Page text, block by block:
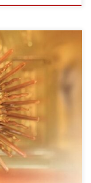
di Cristo La mia
(Gv 6,51-58)
– 11:30 – 18:00
18.00 per
[…]